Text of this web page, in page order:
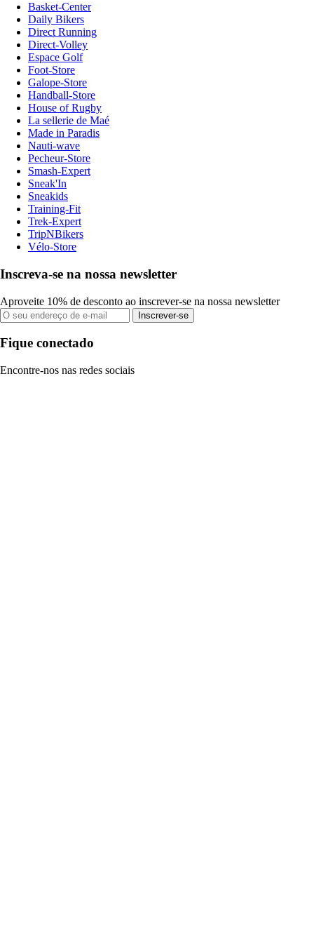
Basket-Center
Daily Bikers
Direct Running
Direct-Volley
Espace Golf
Foot-Store
Galope-Store
Handball-Store
House of Rugby
La sellerie de Maé
Made in Paradis
Nauti-wave
Pecheur-Store
Smash-Expert
Sneak'In
Sneakids
Training-Fit
Trek-Expert
TripNBikers
Vélo-Store
Inscreva-se na nossa newsletter
Aproveite 10% de desconto ao inscrever-se na nossa newsletter
Inscrever-se
Fique conectado
Encontre-nos nas redes sociais